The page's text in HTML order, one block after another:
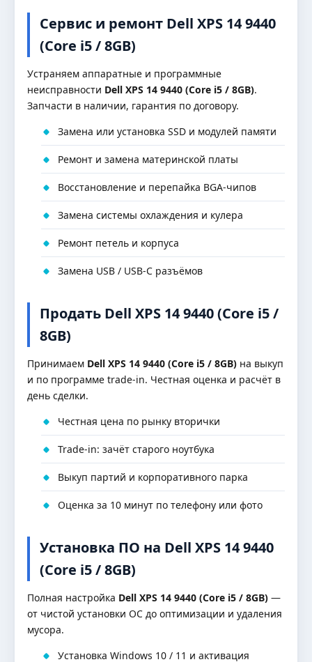
Сервис и ремонт Dell XPS 14 9440
(Core i5 / 8GB)
Устраняем аппаратные и программные
неисправности Dell XPS 14 9440 (Core i5 / 8GB).
Запчасти в наличии, гарантия по договору.
Замена или установка SSD и модулей памяти
Ремонт и замена материнской платы
Восстановление и перепайка BGA-чипов
Замена системы охлаждения и кулера
Ремонт петель и корпуса
Замена USB / USB-C разъёмов
Продать Dell XPS 14 9440 (Core i5 /
8GB)
Принимаем Dell XPS 14 9440 (Core i5 / 8GB) на выкуп
и по программе trade-in. Честная оценка и расчёт в
день сделки.
Честная цена по рынку вторички
Trade-in: зачёт старого ноутбука
Выкуп партий и корпоративного парка
Оценка за 10 минут по телефону или фото
Установка ПО на Dell XPS 14 9440
(Core i5 / 8GB)
Полная настройка Dell XPS 14 9440 (Core i5 / 8GB) —
от чистой установки ОС до оптимизации и удаления
мусора.
Установка Windows 10 / 11 и активация